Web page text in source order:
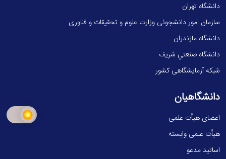
دانشگاه تهران
سازمان امور دانشجوئی وزارت علوم و تحقیقات و فناوری
دانشگاه مازندران
دانشگاه صنعتي شريف
شبکه آزمایشگاهی کشور
دانشگاهیان
اعضای هیأت علمی
هیأت علمی وابسته
اساتید مدعو